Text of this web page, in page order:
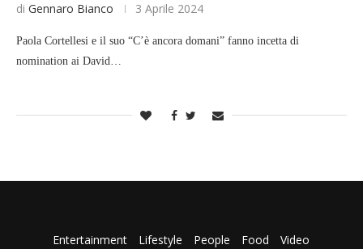
di Gennaro Bianco 3 Aprile 2024
Paola Cortellesi e il suo “C’è ancora domani” fanno incetta di
nomination ai David…
Entertainment Lifestyle People Food Video